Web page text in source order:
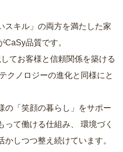
スキル」の両方を満たした家
品質です。
てお客様と信頼関係を築ける
の「笑顔の暮らし」をサポー
って働ける仕組み、
しつつ整え続けています。